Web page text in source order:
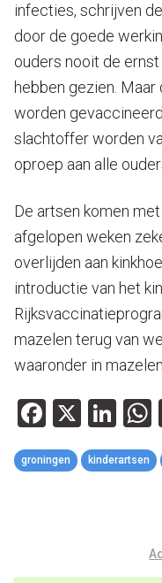
infecties, schrijven
door de goede
ouders nooit de
hebben gezien.
worden
slachtoffer worden
oproep aan alle
De artsen komen
afgelopen weken
overlijden aan
introductie van het
mazelen terug van
waaronder in
X
groningen kinderartsen